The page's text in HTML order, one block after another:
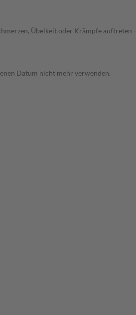
Übelkeit oder Krämpfe auftreten
Datum nicht mehr verwenden.